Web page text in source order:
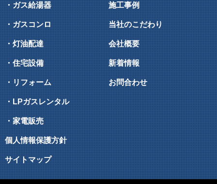
・ガス給湯器
・ガスコンロ
・灯油配達
・住宅設備
・リフォーム
・LPガスレンタル
・家電販売
施工事例
当社のこだわり
会社概要
新着情報
お問合わせ
個人情報保護方針
サイトマップ